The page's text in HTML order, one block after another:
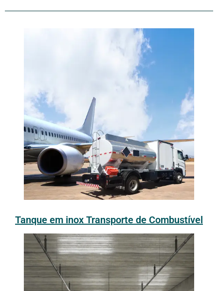
Tanque em inox Transporte de Combustível